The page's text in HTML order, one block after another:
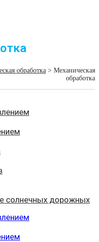
обработка > Механическая
обработка
солнечных дорожных